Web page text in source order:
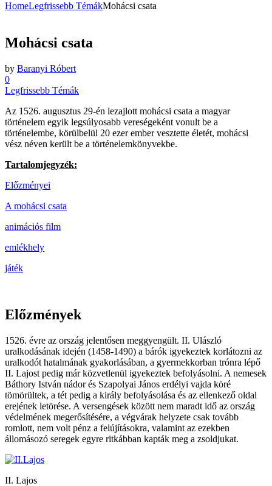
HomeLegfrissebb TémákMohácsi csata
Mohácsi csata
by Baranyi Róbert
0
Legfrissebb Témák
Az 1526. augusztus 29-én lezajlott mohácsi csata a magyar
történelem egyik legsúlyosabb vereségeként vonult be a
történelembe, körülbelül 20 ezer ember vesztette életét, mohácsi
vész néven került be a történelemkönyvekbe.
Tartalomjegyzék:
Előzményei
A mohácsi csata
animációs film
emlékhely
játék
Előzmények
1526. évre az ország jelentősen meggyengült. II. Ulászló
uralkodásának idején (1458-1490) a bárók igyekeztek korlátozni az
uralkodót hatalmának gyakorlásában, a gyermekkorban trónra lépő
II. Lajost pedig már közvetlenül igyekeztek befolyásolni. A nemesek
Báthory István nádor és Szapolyai János erdélyi vajda köré
tömörültek, a tét pedig a király befolyásolása és az ellenkező oldal
erejének letörése. A versengések között nem maradt idő az ország
védelmének megerősítésére, a végvárak helyzete csak tovább
romlott, nem volt pénz a felújításokra, valamint az ezekben
állomásozó seregek egyre ritkábban kapták meg a zsoldjukat.
II. Lajos